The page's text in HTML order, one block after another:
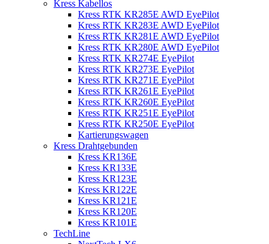
Kress Kabellos
Kress RTK KR285E AWD EyePilot
Kress RTK KR283E AWD EyePilot
Kress RTK KR281E AWD EyePilot
Kress RTK KR280E AWD EyePilot
Kress RTK KR274E EyePilot
Kress RTK KR273E EyePilot
Kress RTK KR271E EyePilot
Kress RTK KR261E EyePilot
Kress RTK KR260E EyePilot
Kress RTK KR251E EyePilot
Kress RTK KR250E EyePilot
Kartierungswagen
Kress Drahtgebunden
Kress KR136E
Kress KR133E
Kress KR123E
Kress KR122E
Kress KR121E
Kress KR120E
Kress KR101E
TechLine